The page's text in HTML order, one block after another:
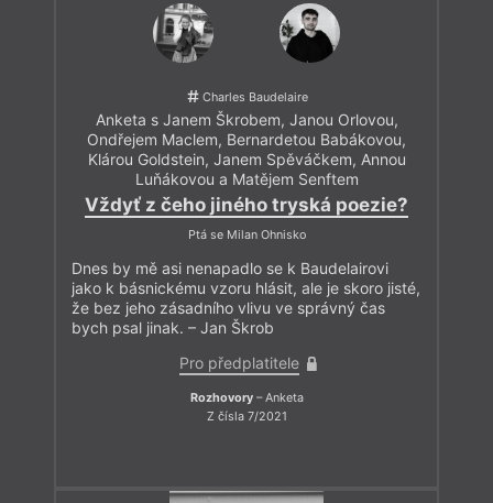
Charles Baudelaire
Anketa s Janem Škrobem, Janou Orlovou,
Ondřejem Maclem, Bernardetou Babákovou,
Klárou Goldstein, Janem Spěváčkem, Annou
Luňákovou a Matějem Senftem
Vždyť z čeho jiného tryská poezie?
Ptá se Milan Ohnisko
Dnes by mě asi nenapadlo se k Baudelairovi
jako k básnickému vzoru hlásit, ale je skoro jisté,
že bez jeho zásadního vlivu ve správný čas
bych psal jinak. – Jan Škrob
Pro předplatitele
Rozhovory– Anketa
Z čísla 7/2021